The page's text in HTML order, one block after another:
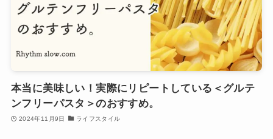
本当に美味しい！実際にリピートしている＜グルテ
ンフリーパスタ＞のおすすめ。
2024年11月9日 ライフスタイル